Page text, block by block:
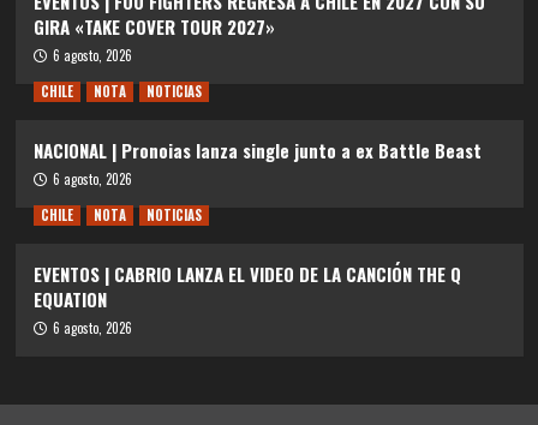
GIRA «TAKE COVER TOUR 2027»
6 agosto, 2026
CHILE
NOTA NOTICIAS
NACIONAL | Pronoias lanza single junto a ex Battle Beast
6 agosto, 2026
CHILE
NOTA NOTICIAS
EVENTOS | CABRIO LANZA EL VIDEO DE LA CANCIÓN THE Q
EQUATION
6 agosto, 2026